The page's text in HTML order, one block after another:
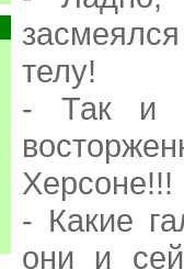
телу!
- Так и
Херсоне!!!
- Какие
они и